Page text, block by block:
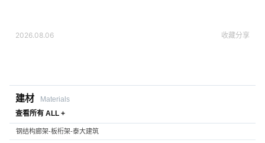
2026.08.06 收藏分享
建材
Materials
查看所有 ALL +
钢结构廊架-板桁架-泰大建筑